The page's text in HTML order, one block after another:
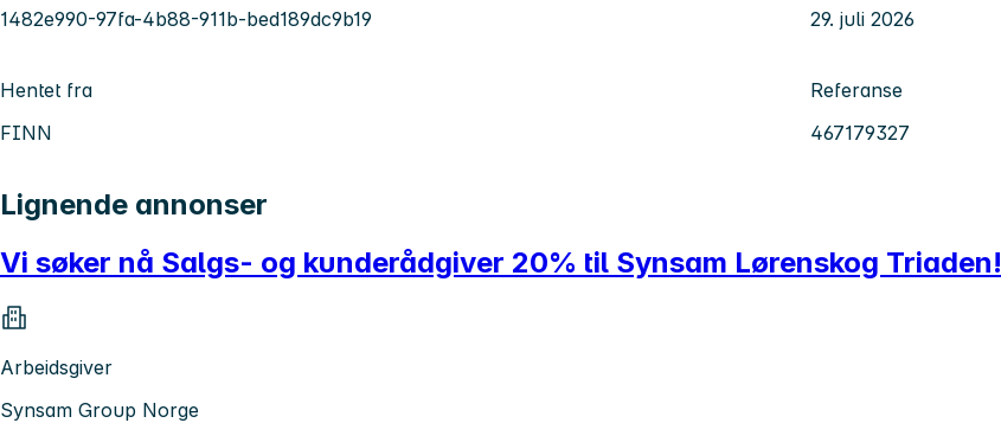
1482e990-97fa-4b88-911b-bed189dc9b19
29. juli 2026
Hentet fra
FINN
Referanse
467179327
Lignende annonser
Vi søker nå Salgs- og kunderådgiver 20% til Synsam Lørenskog Triaden!
Arbeidsgiver
Synsam Group Norge